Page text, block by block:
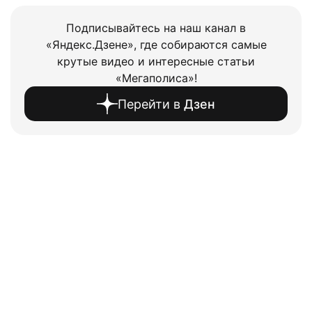
Подписывайтесь на наш канал в
«Яндекс.Дзене», где собираются самые
крутые видео и интересные статьи
«Мегаполиса»!
Перейти в Дзен